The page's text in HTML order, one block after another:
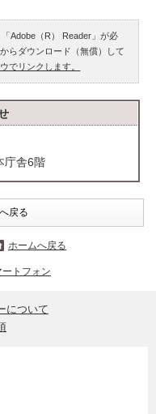
Adobe（R） Reader」が必
らダウンロード（無償）して
でリンクします。
庁舎6階
戻る
ホームへ戻る
ートフォン
について